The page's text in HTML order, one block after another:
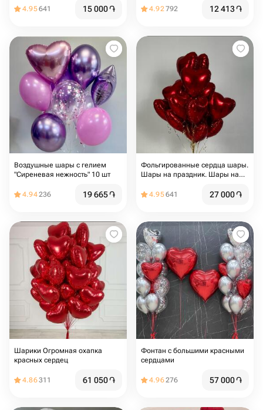
4.95641 15 000֏ 4.92792 12 413֏
Воздушные шары с гелием
"Сиреневая нежность" 10 шт
4.94236 19 665֏
Фольгированные сердца шары.
Шары на праздник. Шары на
мероприятие. Подарок на день
4.95641 27 000֏
Шарики Огромная охапка
красных сердец
4.86311 61 050֏
Фонтан с большими красными
сердцами
4.96276 57 000֏